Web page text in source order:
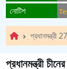
নোটিশ
সম্প্রচার ।। Test
প্রধানমন্ত্রী 27
প্রধানমন্ত্রী